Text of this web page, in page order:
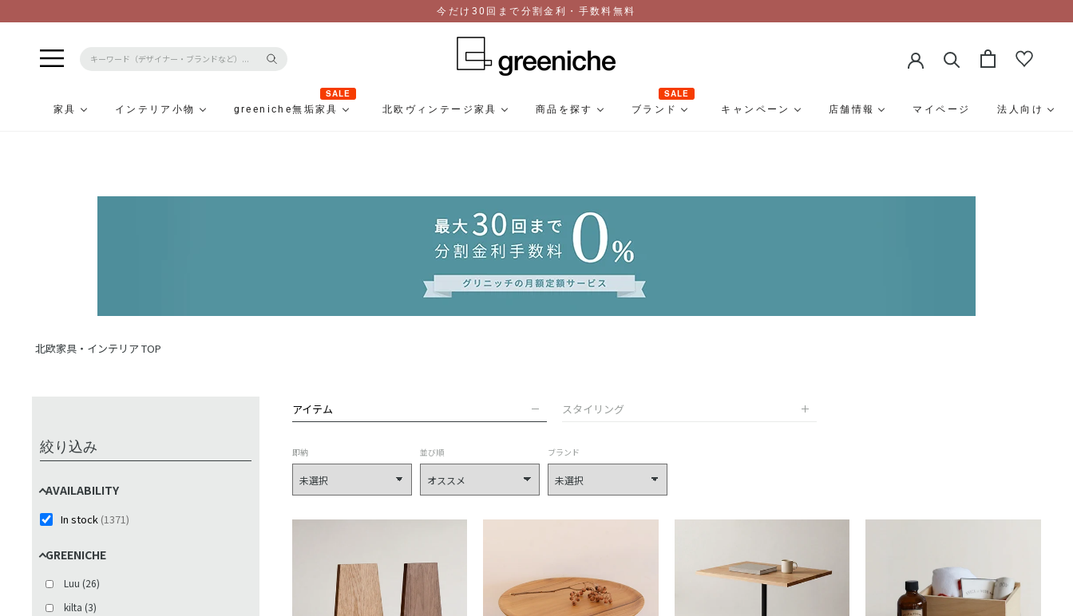
今だけ30回まで分割金利・手数料無料
家具 インテリア小物 greeniche無垢家具
SALE
北欧ヴィンテージ家具
商品を探す ブランド
SALE
キャンペーン
店舗情報 マイページ 法人向け
北欧家具・インテリア TOP
絞り込み
AVAILABILITY
In stock (1371)
GREENICHE
Luu (26)
kilta (3)
アイテム スタイリング
即納 並び順 ブランド